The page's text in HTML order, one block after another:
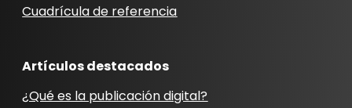
Cuadrícula de referencia
Artículos destacados
¿Qué es la publicación digital?